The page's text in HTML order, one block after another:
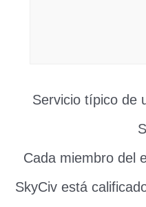
Servicio típico de
Cada miembro del
SkyCiv está